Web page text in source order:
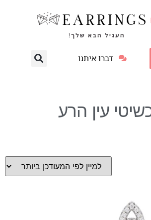
דברו איתנו
עין הרע